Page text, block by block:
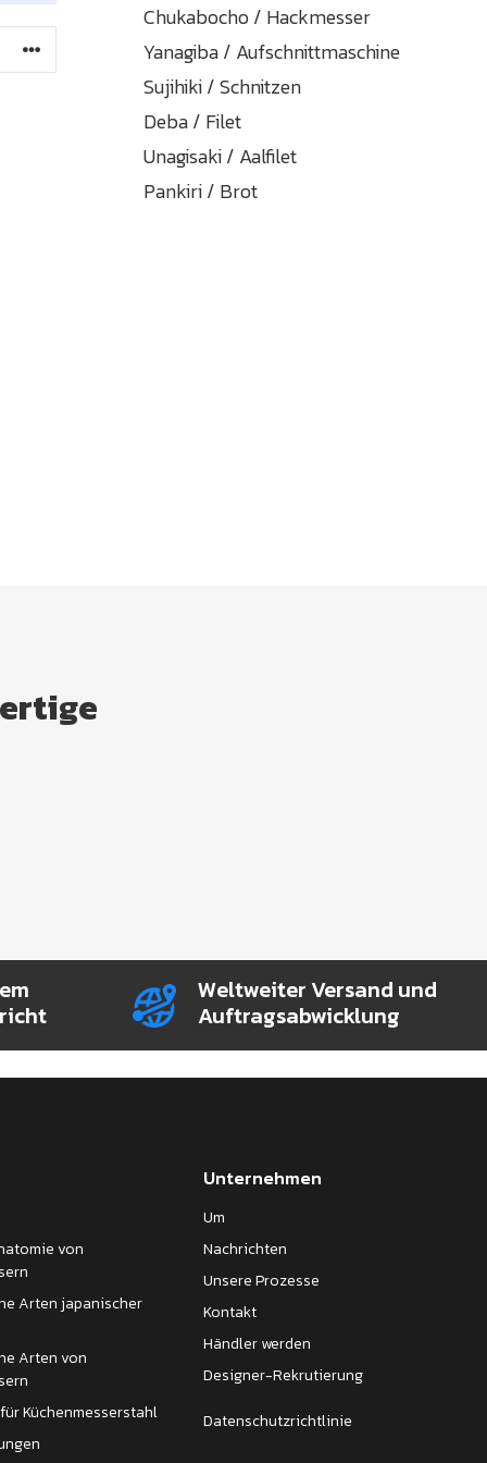
Chukabocho / Hackmesser
Yanagiba / Aufschnittmaschine
Sujihiki / Schnitzen
Deba / Filet
Unagisaki / Aalfilet
Pankiri / Brot
Weltweiter Versand und
Auftragsabwicklung
von
Arten japanischer
Arten von
Küchenmesserstahl
Unternehmen
Um
Nachrichten
Unsere Prozesse
Kontakt
Händler werden
Designer-Rekrutierung
Datenschutzrichtlinie